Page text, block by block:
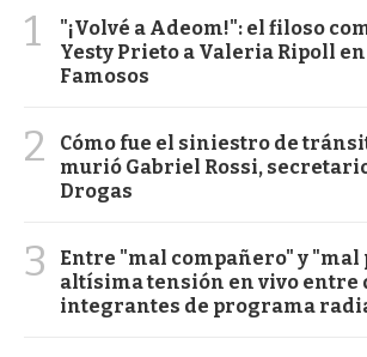
1
"¡Volvé a Adeom!": el filoso
Yesty Prieto a Valeria Ripoll
Famosos
2
Cómo fue el siniestro de
murió Gabriel Rossi,
Drogas
3
Entre "mal compañero" y "mal
altísima tensión en vivo entre
integrantes de programa